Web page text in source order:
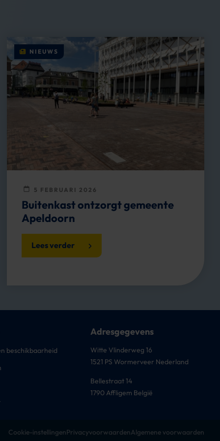
Buitenkast ontzorgt gemeente
Apeldoorn
5 FEBRUARI 2026
Lees verder
NIEUWS
beschikbaarheid
Adresgegevens
Witte Vlinderweg 16
1521 PS Wormerveer Nederland
Bellestraat 14
1790 Affligem België
Cookie-instellingenPrivacyvoorwaardenAlgemene voorwaarden